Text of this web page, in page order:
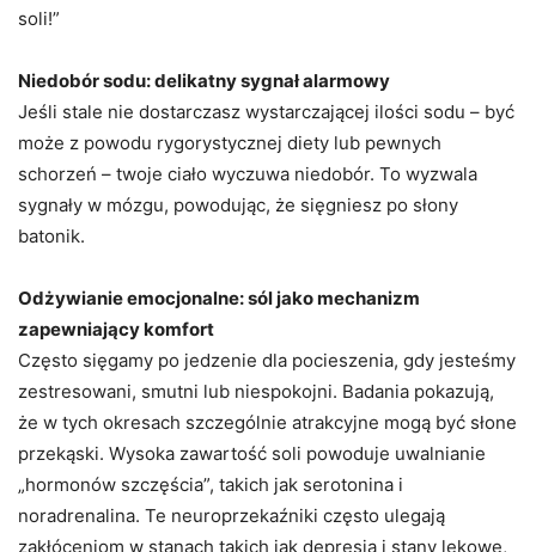
soli!”
Niedobór sodu: delikatny sygnał alarmowy
Jeśli stale nie dostarczasz wystarczającej ilości sodu – być
może z powodu rygorystycznej diety lub pewnych
schorzeń – twoje ciało wyczuwa niedobór. To wyzwala
sygnały w mózgu, powodując, że sięgniesz po słony
batonik.
Odżywianie emocjonalne: sól jako mechanizm
zapewniający komfort
Często sięgamy po jedzenie dla pocieszenia, gdy jesteśmy
zestresowani, smutni lub niespokojni. Badania pokazują,
że w tych okresach szczególnie atrakcyjne mogą być słone
przekąski. Wysoka zawartość soli powoduje uwalnianie
„hormonów szczęścia”, takich jak serotonina i
noradrenalina. Te neuroprzekaźniki często ulegają
zakłóceniom w stanach takich jak depresja i stany lękowe,